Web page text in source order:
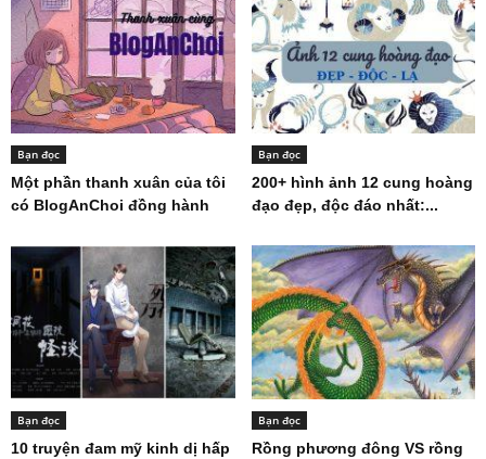
Bạn đọc
Một phần thanh xuân của tôi
có BlogAnChoi đồng hành
Bạn đọc
200+ hình ảnh 12 cung hoàng
đạo đẹp, độc đáo nhất:...
Bạn đọc
10 truyện đam mỹ kinh dị hấp
Bạn đọc
Rồng phương đông VS rồng